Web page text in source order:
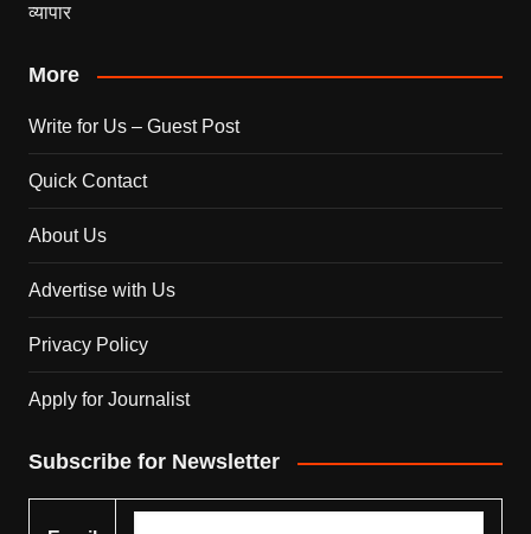
व्यापार
More
Write for Us – Guest Post
Quick Contact
About Us
Advertise with Us
Privacy Policy
Apply for Journalist
Subscribe for Newsletter